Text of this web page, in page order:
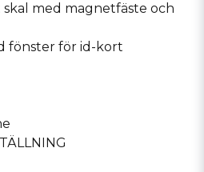
med magnetfäste och
fönster för id-kort